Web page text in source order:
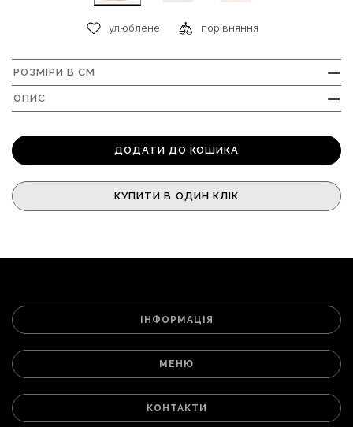
улюблене порівняння
РОЗМІРИ В СМ +
ОПИС +
ДОДАТИ ДО КОШИКА
КУПИТИ В ОДИН КЛІК
ІНФОРМАЦІЯ
МЕНЮ
КОНТАКТИ